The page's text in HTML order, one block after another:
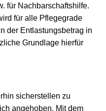
für Nachbarschaftshilfe.
für alle Pflegegrade
der Entlastungsbetrag in
Grundlage hierfür
sicherstellen zu
angehoben. Mit dem